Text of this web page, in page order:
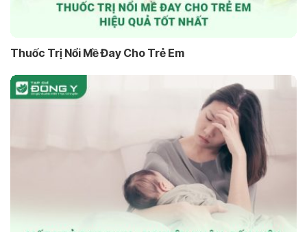
Thuốc Trị Nổi Mề Đay Cho Trẻ Em